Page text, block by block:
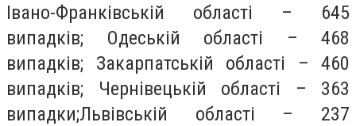
Івано-Франківській області – 645
випадків; Одеській області – 468
випадків; Закарпатській області – 460
випадків; Чернівецькій області – 363
випадки;Львівській області – 237